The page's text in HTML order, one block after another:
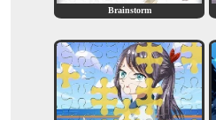
Brainstorm